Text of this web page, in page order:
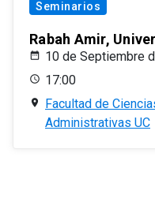
Seminarios
Rabah Amir,
10 de Septiembre
17:00
Facultad de
Administrativas UC